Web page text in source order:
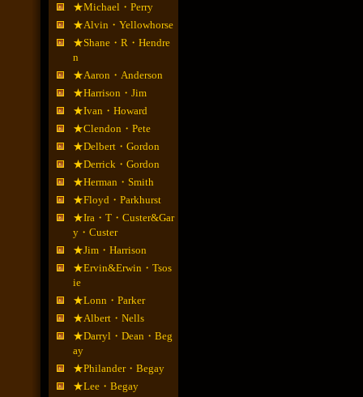
★Michael・Perry
★Alvin・Yellowhorse
★Shane・R・Hendre
n
★Aaron・Anderson
★Harrison・Jim
★Ivan・Howard
★Clendon・Pete
★Delbert・Gordon
★Derrick・Gordon
★Herman・Smith
★Floyd・Parkhurst
★Ira・T・Custer&Gar
y・Custer
★Jim・Harrison
★Ervin&Erwin・Tsos
ie
★Lonn・Parker
★Albert・Nells
★Darryl・Dean・Beg
ay
★Philander・Begay
★Lee・Begay